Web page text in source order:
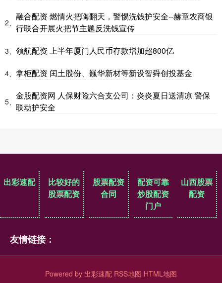
2、
融合配资 燃情火把嗨翻天，警惕洗钱护安全--赫章农商银
行联合开展火把节主题反洗钱宣传
3、 领航配资 上半年厦门人民币存款增加超800亿
4、 拿柜配资 闰土股份、巍华新材等新设智舜创投基金
5、
金股配资网 人保财险六合支公司：炎炎夏日送清凉 警保
联动护安全
出彩速配
比较好的
股票配资
股票配资
合同
配资可靠
炒股配资
门户
山西股票
配资
友情链接：
Powered by 出彩速配 RSS地图 HTML地图